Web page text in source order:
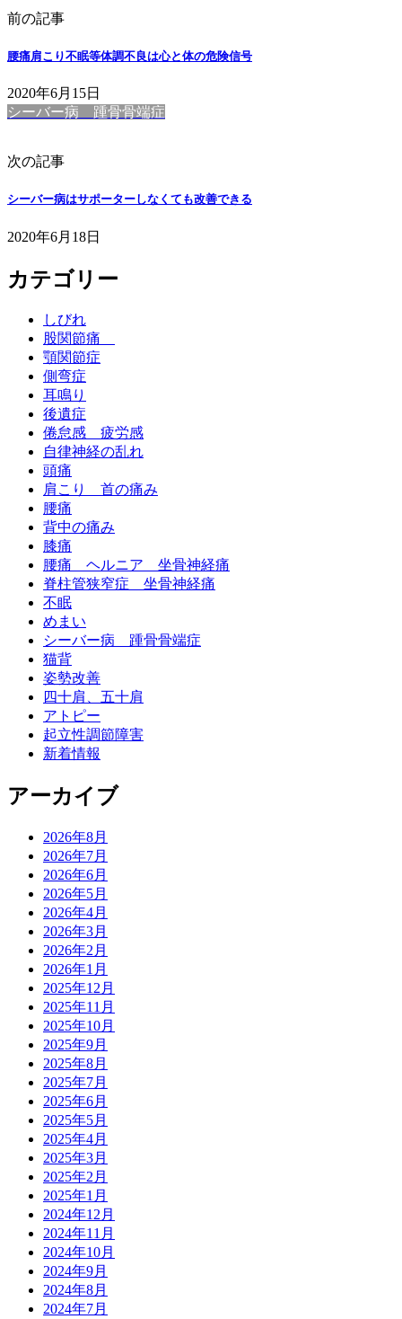
前の記事
腰痛肩こり不眠等体調不良は心と体の危険信号
2020年6月15日
シーバー病 踵骨骨端症
次の記事
シーバー病はサポーターしなくても改善できる
2020年6月18日
カテゴリー
しびれ
股関節痛
顎関節症
側弯症
耳鳴り
後遺症
倦怠感 疲労感
自律神経の乱れ
頭痛
肩こり 首の痛み
腰痛
背中の痛み
膝痛
腰痛 ヘルニア 坐骨神経痛
脊柱管狭窄症 坐骨神経痛
不眠
めまい
シーバー病 踵骨骨端症
猫背
姿勢改善
四十肩、五十肩
アトピー
起立性調節障害
新着情報
アーカイブ
2026年8月
2026年7月
2026年6月
2026年5月
2026年4月
2026年3月
2026年2月
2026年1月
2025年12月
2025年11月
2025年10月
2025年9月
2025年8月
2025年7月
2025年6月
2025年5月
2025年4月
2025年3月
2025年2月
2025年1月
2024年12月
2024年11月
2024年10月
2024年9月
2024年8月
2024年7月